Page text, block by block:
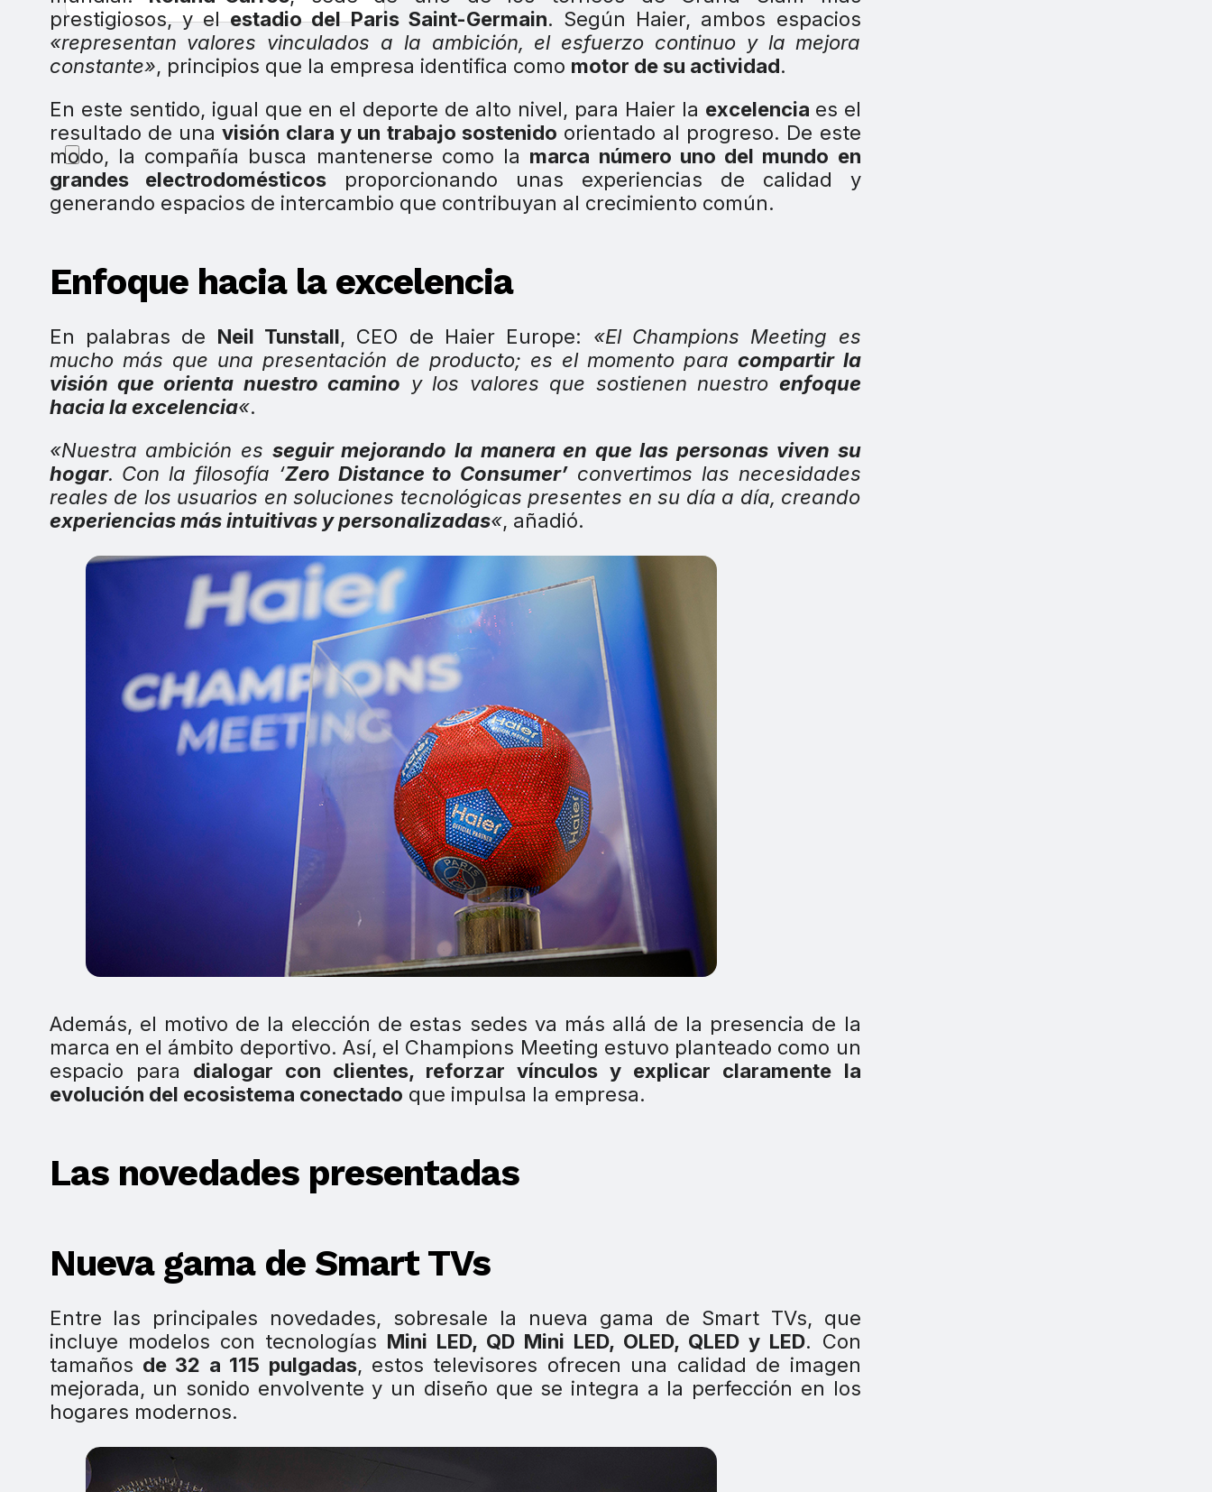
prestigiosos, y elestadio del Paris Saint-Germain. Según Haier, ambos espacios
«representan valores vinculados a la ambición, el esfuerzo continuo y la mejora
constante», principios que la empresa identifica como motor de su actividad.
En este sentido, igual que en el deporte de alto nivel, para Haier la excelencia es el
resultado de unavisión clara y un trabajo sostenido orientado al progreso. De este
modo, la compañía busca mantenerse como la marca número uno del mundo en
grandes electrodomésticos proporcionando unas experiencias de calidad y
generando espacios de intercambio que contribuyan al crecimiento común.
Enfoque hacia la excelencia
En palabras de Neil Tunstall, CEO de Haier Europe: «El Champions Meeting es
mucho más que una presentación de producto; es el momento paracompartir la
visión que orienta nuestro camino y los valores que sostienen nuestro enfoque
hacia la excelencia«.
«Nuestra ambición es seguir mejorando la manera en que las personas viven su
hogar. Con la filosofía ‘Zero Distance to Consumer’ convertimos las necesidades
reales de los usuarios en soluciones tecnológicas presentes en su día a día, creando
experiencias más intuitivas y personalizadas«, añadió.
Además, el motivo de la elección de estas sedes va más allá de la presencia de la
marca en el ámbito deportivo. Así, el Champions Meeting estuvo planteado como un
espacio para dialogar con clientes, reforzar vínculos y explicar claramente la
evolución del ecosistema conectado que impulsa la empresa.
Las novedades presentadas
Nueva gama de Smart TVs
Entre las principales novedades, sobresale la nueva gama de Smart TVs, que
incluye modelos con tecnologías Mini LED, QD Mini LED, OLED, QLED y LED. Con
tamaños de 32 a 115 pulgadas, estos televisores ofrecen una calidad de imagen
mejorada, un sonido envolvente y un diseño que se integra a la perfección en los
hogares modernos.